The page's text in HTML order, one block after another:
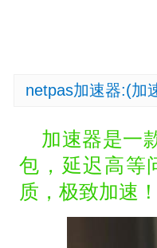
netpas加速器:(加
加速器是一
包，延迟高等
质，极致加速